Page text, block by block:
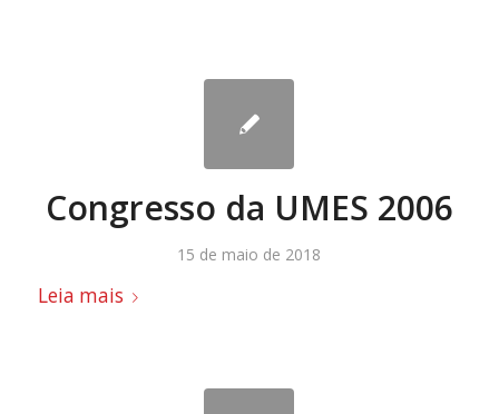
Congresso da UMES 2006
15 de maio de 2018
Leia mais